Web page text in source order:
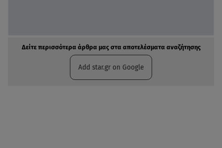
Δείτε περισσότερα άρθρα μας στα αποτελέσματα αναζήτησης
Add star.gr on Google